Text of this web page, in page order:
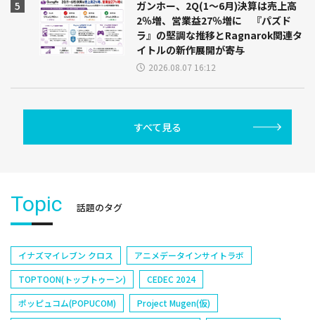
ガンホー、2Q(1～6月)決算は売上高
2％増、営業益27％増に 『パズド
ラ』の堅調な推移とRagnarok関連タ
イトルの新作展開が寄与
2026.08.07 16:12
すべて見る
Topic 話題のタグ
イナズマイレブン クロス
アニメデータインサイトラボ
TOPTOON(トップトゥーン)
CEDEC 2024
ポッピュコム(POPUCOM)
Project Mugen(仮)